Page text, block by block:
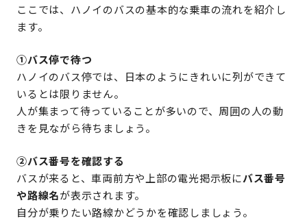
ここでは、ハノイのバスの基本的な乗車の流れを紹介し
ます。
①バス停で待つ
ハノイのバス停では、日本のようにきれいに列ができて
いるとは限りません。
人が集まって待っていることが多いので、周囲の人の動
きを見ながら待ちましょう。
②バス番号を確認する
バスが来ると、車両前方や上部の電光掲示板にバス番号
や路線名が表示されます。
自分が乗りたい路線かどうかを確認しましょう。